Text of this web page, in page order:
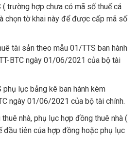
trường hợp chưa có mã số thuế cá
chọn tờ khai này để được cấp mã số
tài sản theo mẫu 01/TTS ban hành
BTC ngày 01/06/2021 của bộ tài
lục bảng kê ban hành kèm
ngày 01/06/2021 của bộ tài chính.
nhà, phụ lục hợp đồng thuê nhà (
đầu tiên của hợp đồng hoặc phụ lục